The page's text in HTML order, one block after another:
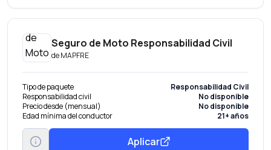
Seguro de Moto Responsabilidad Civil
deMAPFRE
Tipo de paquete
Responsabilidad Civil
Responsabilidad civil
No disponible
Precio desde (mensual)
No disponible
Edad mínima del conductor
21+ años
Aplicar